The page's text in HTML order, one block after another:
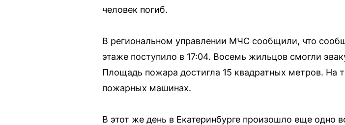
человек погиб.
В региональном управлении МЧС сообщили, что
этаже поступило в 17:04. Восемь жильцов смогли
Площадь пожара достигла 15 квадратных метров. На
пожарных машинах.
В этот же день в Екатеринбурге произошло еще одно